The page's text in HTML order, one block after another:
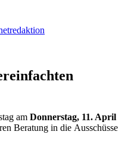
am Donnerstag, 11. April
Beratung in die Ausschüsse